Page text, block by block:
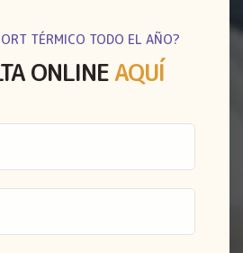
TÉRMICO TODO EL AÑO?
ONLINEAQUÍ